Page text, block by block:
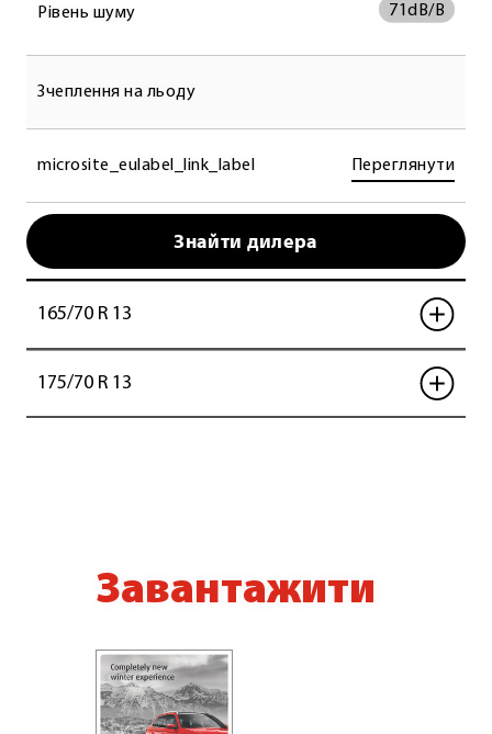
Рівень шуму 71 dB/B
Зчеплення на льоду
microsite_eulabel_link_label Переглянути
Знайти дилера
165/70 R 13
175/70 R 13
Завантажити